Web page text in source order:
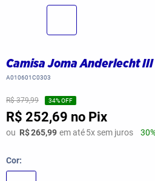
Camisa Joma Anderlecht
A010601C0303
R$ 379,99 34% OFF
R$ 252,69 no Pix
ou R$265,99 em até5x sem juros
Cor